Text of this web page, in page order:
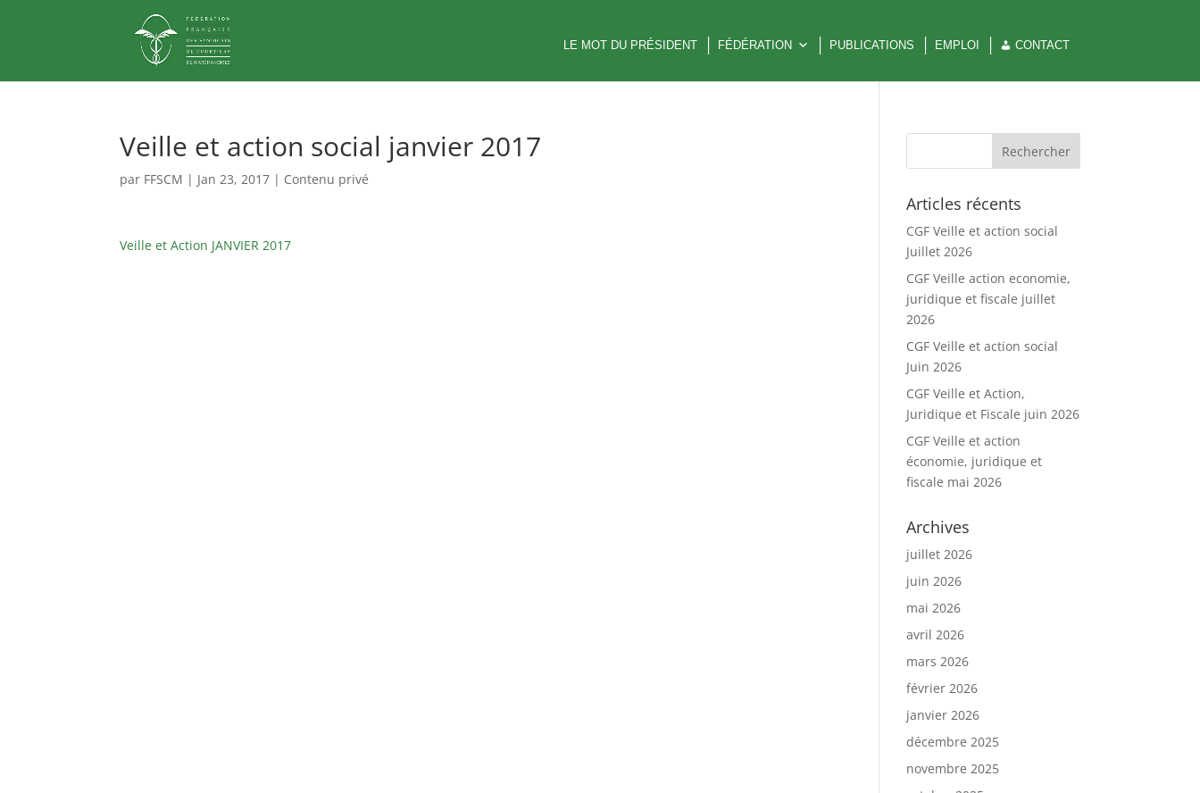
LE MOT DU PRÉSIDENT FÉDÉRATION PUBLICATIONS EMPLOI CONTACT
Veille et action social janvier 2017
par FFSCM | Jan 23, 2017 | Contenu privé
Veille et Action JANVIER 2017
Articles récents
CGF Veille et action social
Juillet 2026
CGF Veille action economie,
juridique et fiscale juillet
2026
CGF Veille et action social
Juin 2026
CGF Veille et Action,
Juridique et Fiscale juin 2026
CGF Veille et action
économie, juridique et
fiscale mai 2026
Archives
juillet 2026
juin 2026
mai 2026
avril 2026
mars 2026
février 2026
janvier 2026
décembre 2025
novembre 2025